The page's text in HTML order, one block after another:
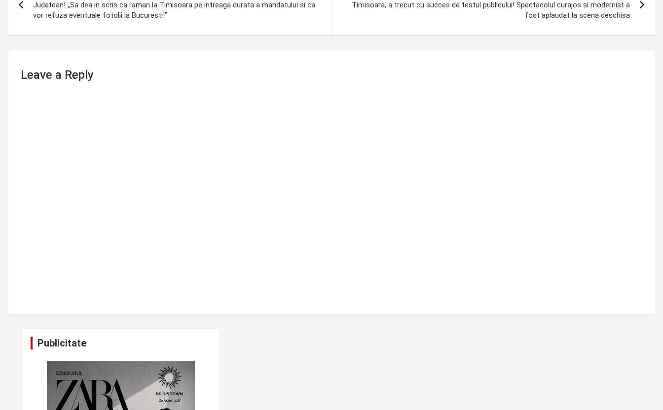
navigation
Judetean! „Sa dea in scris ca raman la Timisoara pe intreaga durata a mandatului si ca
vor refuza eventuale fotolii la Bucuresti!”
Timisoara, a trecut cu succes de testul publicului! Spectacolul curajos si modernist a
fost aplaudat la scena deschisa
Leave a Reply
Publicitate